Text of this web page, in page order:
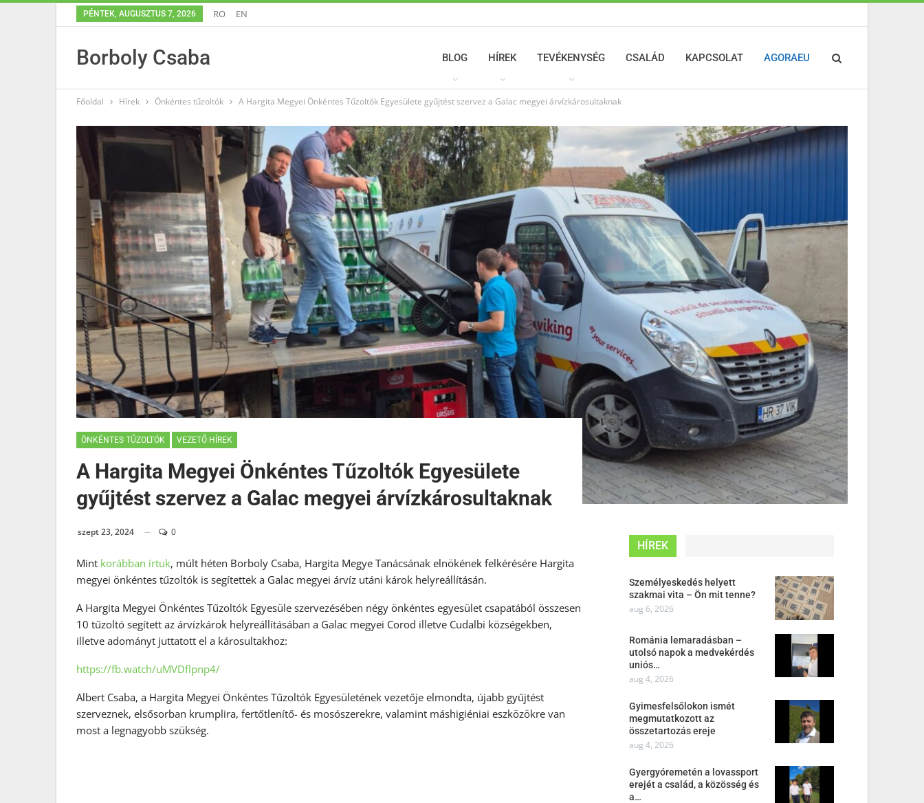
PÉNTEK, AUGUSZTUS 7, 2026 RO EN
Borboly Csaba BLOG HÍREK TEVÉKENYSÉG CSALÁD KAPCSOLAT AGORAEU
Főoldal Hírek Önkéntes tűzoltók A Hargita Megyei Önkéntes Tűzoltók Egyesülete gyűjtést szervez a Galac megyei árvízkárosultaknak
ÖNKÉNTES TŰZOLTÓK VEZETŐ HÍREK
A Hargita Megyei Önkéntes Tűzoltók Egyesülete
gyűjtést szervez a Galac megyei árvízkárosultaknak
szept 23, 2024 0
Mint korábban írtuk, múlt héten Borboly Csaba, Hargita Megye Tanácsának elnökének felkérésére Hargita
megyei önkéntes tűzoltók is segítettek a Galac megyei árvíz utáni károk helyreállításán.
A Hargita Megyei Önkéntes Tűzoltók Egyesüle szervezésében négy önkéntes egyesület csapatából összesen
10 tűzoltó segített az árvízkárok helyreállításában a Galac megyei Corod illetve Cudalbi községekben,
illetve adományt juttatott el a károsultakhoz:
https://fb.watch/uMVDflpnp4/
Albert Csaba, a Hargita Megyei Önkéntes Tűzoltók Egyesületének vezetője elmondta, újabb gyűjtést
szerveznek, elsősorban krumplira, fertőtlenítő- és mosószerekre, valamint máshigiéniai eszközökre van
most a legnagyobb szükség.
HÍREK
Személyeskedés helyett
szakmai vita – Ön mit tenne?
aug 6, 2026
Románia lemaradásban –
utolsó napok a medvekérdés
uniós…
aug 4, 2026
Gyimesfelsőlokon ismét
megmutatkozott az
összetartozás ereje
aug 4, 2026
Gyergyóremetén a lovassport
erejét a család, a közösség és
a…